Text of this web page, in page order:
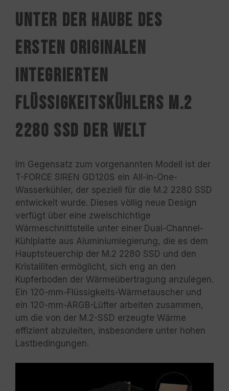
Unter der Haube des
ersten originalen
integrierten
Flüssigkeitskühlers M.2
2280 SSD der Welt
Im Gegensatz zum vorgenannten Modell ist der
T-FORCE SIREN GD120S ein All-in-One-
Wasserkühler, der speziell für die M.2 2280 SSD
entwickelt wurde. Dieses völlig neue Design
verfügt über eine zweischichtige
Wärmeschnittstelle unter einer Dual-Channel-
Kühlplatte aus Aluminiumlegierung, die es dem
Hauptsteuerchip der M.2 2280 SSD und den
Kristalliten ermöglicht, sich eng an den
Kupferboden der Wärmeübertragung anzulegen.
Ein 120-mm-Flüssigkeits-Wärmetauscher und
ein 120-mm-ARGB-Lüfter arbeiten zusammen,
um die von der M.2-SSD erzeugte Wärme
effizient abzuleiten, insbesondere unter hohen
Lastbedingungen.